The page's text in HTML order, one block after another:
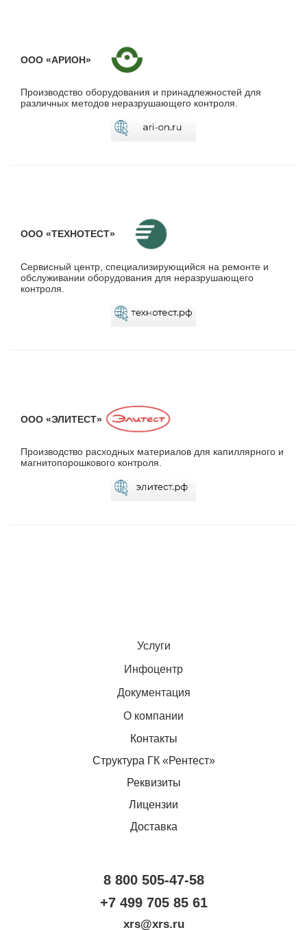
ООО «АРИОН»
Производство оборудования и принадлежностей для
различных методов неразрушающего контроля.
ООО «ТЕХНОТЕСТ»
Сервисный центр, специализирующийся на ремонте и
обслуживании оборудования для неразрушающего
контроля.
ООО «ЭЛИТЕСТ»
Производство расходных материалов для капиллярного и
магнитопорошкового контроля.
Услуги
Инфоцентр
Документация
О компании
Контакты
Структура ГК «Рентест»
Реквизиты
Лицензии
Доставка
8 800 505-47-58
+7 499 705 85 61
xrs@xrs.ru